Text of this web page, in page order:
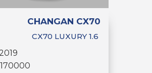
CHANGAN CX70
CX70 LUXURY 1.6